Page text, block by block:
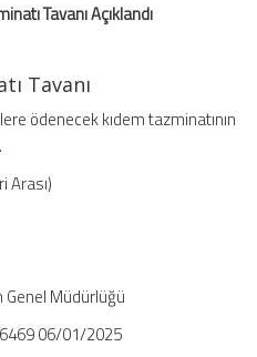
Tavanı Açıklandı
Tavanı
ödenecek kıdem tazminatının
Müdürlüğü
06/01/2025